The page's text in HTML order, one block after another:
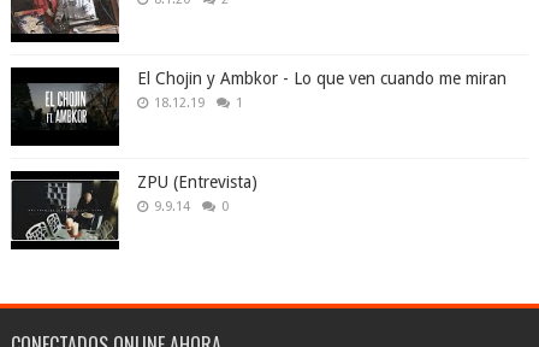
El Chojin y Ambkor - Lo que ven cuando me miran
18.12.19 1
ZPU (Entrevista)
9.9.14 0